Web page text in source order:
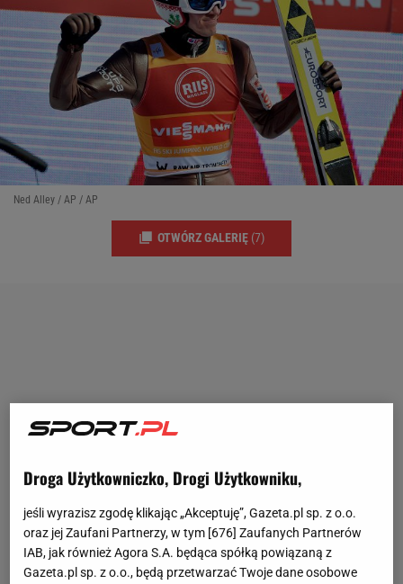
Ned Alley / AP / AP
OTWÓRZ GALERIĘ (7)
Droga Użytkowniczko, Drogi Użytkowniku,
jeśli wyrazisz zgodę klikając „Akceptuję”, Gazeta.pl sp. z o.o.
oraz jej Zaufani Partnerzy, w tym [676] Zaufanych Partnerów
IAB, jak również Agora S.A. będąca spółką powiązaną z
Gazeta.pl sp. z o.o., będą przetwarzać Twoje dane osobowe